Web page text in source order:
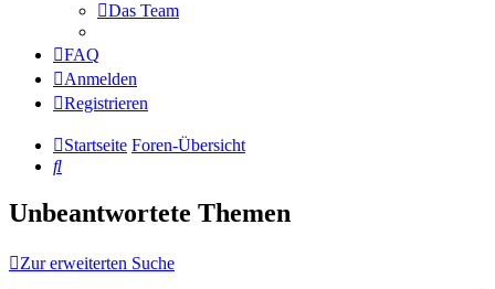
Das Team
FAQ
Anmelden
Registrieren
Startseite Foren-Übersicht
Suche
Unbeantwortete Themen
Zur erweiterten Suche